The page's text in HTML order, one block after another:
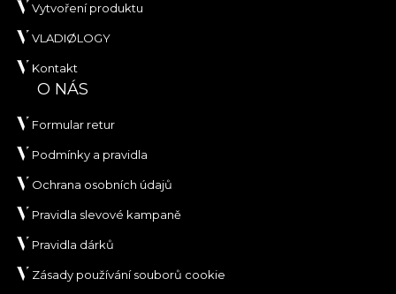
Vytvoření produktu
VLADIØLOGY
Kontakt
O NÁS
Formular retur
Podmínky a pravidla
Ochrana osobních údajů
Pravidla slevové kampaně
Pravidla dárků
Zásady používání souborů cookie